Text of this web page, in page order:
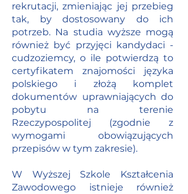
rekrutacji, zmieniając jej przebieg
tak, by dostosowany do ich
potrzeb. Na studia wyższe mogą
również być przyjęci kandydaci -
cudzoziemcy, o ile potwierdzą to
certyfikatem znajomości języka
polskiego i złożą komplet
dokumentów uprawniających do
pobytu na terenie
Rzeczypospolitej (zgodnie z
wymogami obowiązujących
przepisów w tym zakresie).
W Wyższej Szkole Kształcenia
Zawodowego istnieje również